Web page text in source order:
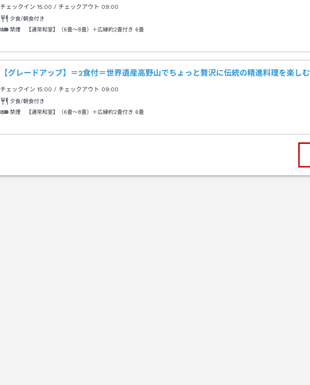
チェックイン15:00 / チェックアウト 09:00
夕食/朝食付き
禁煙 【通常和室】（6畳～8畳）＋広縁約2畳付き 6畳
【グレードアップ】＝2食付＝世界遺産高野山でちょっと贅沢に伝統の精進料理を楽しむ
チェックイン15:00 / チェックアウト 09:00
夕食/朝食付き
禁煙 【通常和室】（6畳～8畳）＋広縁約2畳付き 6畳